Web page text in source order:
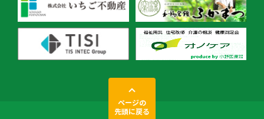
ページの
先頭に戻る